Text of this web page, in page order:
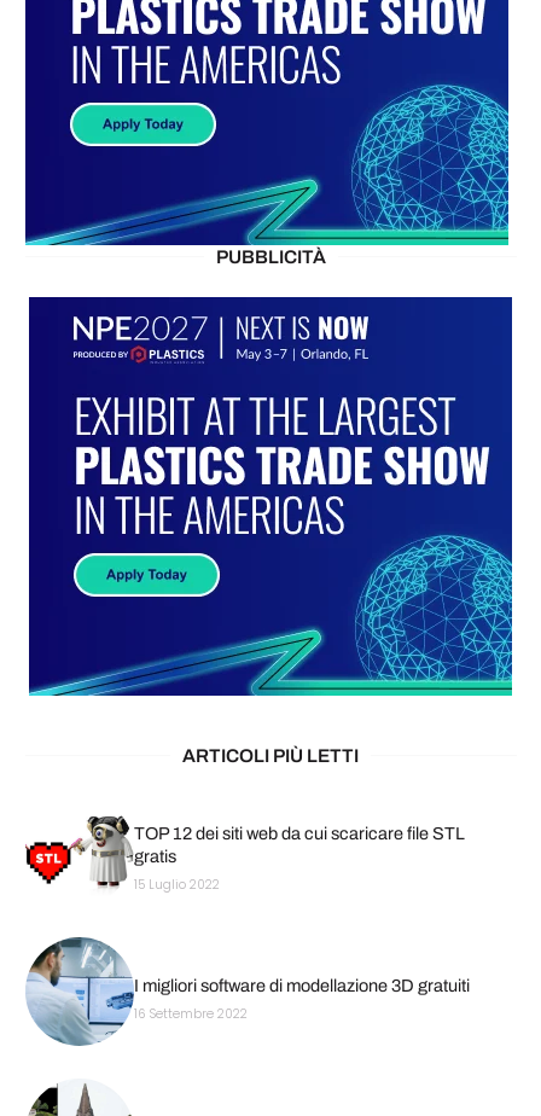
PUBBLICITÀ
ARTICOLI PIÙ LETTI
TOP 12 dei siti web da cui scaricare file STL
gratis
15 Luglio 2022
I migliori software di modellazione 3D gratuiti
16 Settembre 2022